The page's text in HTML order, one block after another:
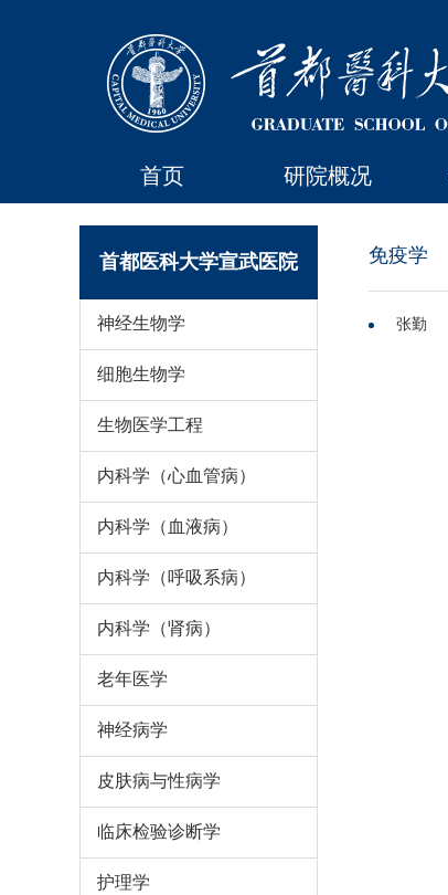
首页 研院概况
首都医科大学宣武医院
神经生物学
细胞生物学
生物医学工程
内科学（心血管病）
内科学（血液病）
内科学（呼吸系病）
内科学（肾病）
老年医学
神经病学
皮肤病与性病学
临床检验诊断学
护理学
免疫学
张勤